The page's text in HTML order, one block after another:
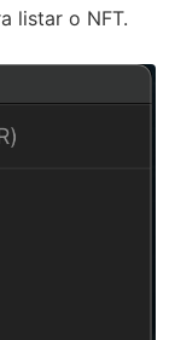
listar o NFT.